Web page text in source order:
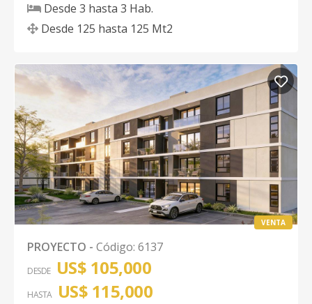
Desde 3 hasta 3 Hab.
Desde 125 hasta 125 Mt2
VENTA
PROYECTO - Código: 6137
DESDE US$ 105,000
HASTA US$ 115,000